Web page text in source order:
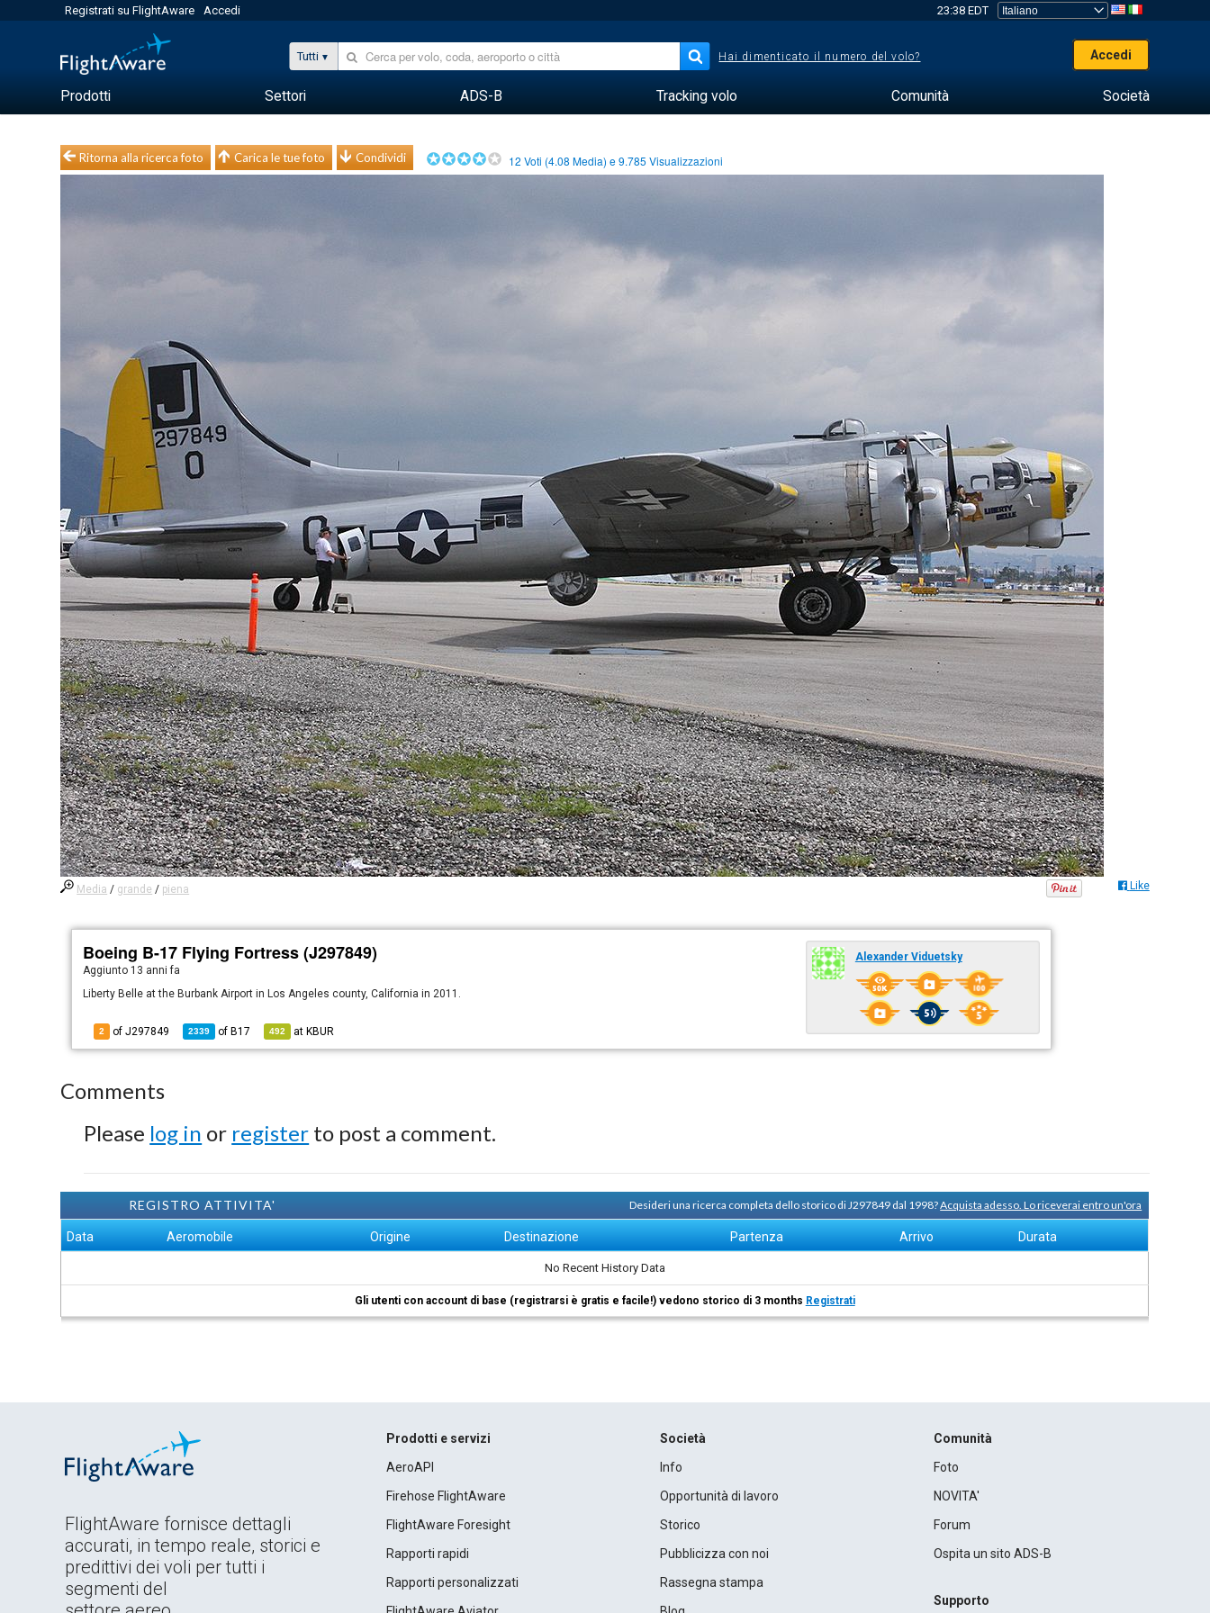
Registrati su FlightAware Accedi 23:38 EDT
Tutti Hai dimenticato il numero del volo? Accedi
Prodotti Settori ADS-B Tracking volo Comunità Società
Ritorna alla ricerca foto Carica le tue foto Condividi 12 Voti (4.08 Media) e9.785 Visualizzazioni
Media / grande / piena Like
Boeing B-17 Flying Fortress (J297849)
Aggiunto 13 anni fa
Liberty Belle at the Burbank Airport in Los Angeles county, California in 2011.
2 of J297849 2339 of B17 492 at KBUR
Alexander Viduetsky
Comments
Please log in or register to post a comment.
REGISTRO ATTIVITA' Desideri una ricerca completa dello storico di J297849 dal 1998?Acquista adesso. Lo riceverai entro un'ora
Data Aeromobile Origine Destinazione Partenza Arrivo Durata
No Recent History Data
Gli utenti con account di base (registrarsi è gratis e facile!) vedono storico di 3 months Registrati
FlightAware fornisce dettagli
accurati, in tempo reale, storici e
predittivi dei voli per tutti i
segmenti del
Prodotti e servizi
AeroAPI
Firehose FlightAware
FlightAware Foresight
Rapporti rapidi
Rapporti personalizzati
Società
Info
Opportunità di lavoro
Storico
Pubblicizza con noi
Rassegna stampa
Comunità
Foto
NOVITA'
Forum
Ospita un sito ADS-B
Supporto